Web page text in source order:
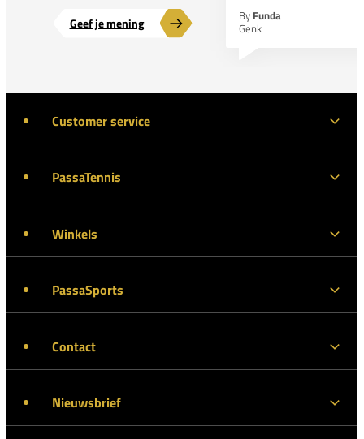
Geef je mening
By Funda
Genk
Customer service
PassaTennis
Winkels
PassaSports
Contact
Nieuwsbrief